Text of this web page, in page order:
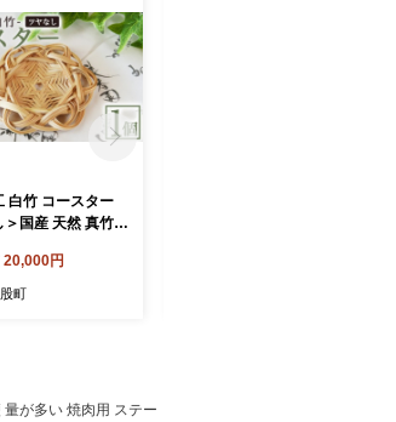
白竹 コースター
＞国産 天然 真竹
キッチン小物 壁飾
き 宮崎県 三股町
20,000円
町
が多い 焼肉用 ステー